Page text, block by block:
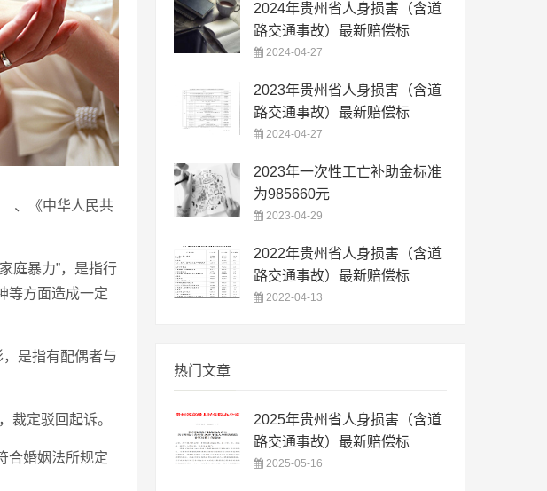
、《中华人民共
庭暴力”，是指行
等方面造成一定
是指有配偶者与
裁定驳回起诉。
合婚姻法所规定
2024年贵州省人身损害（含道
路交通事故）最新赔偿标
2024-04-27
2023年贵州省人身损害（含道
路交通事故）最新赔偿标
2024-04-27
2023年一次性工亡补助金标准
为985660元
2023-04-29
2022年贵州省人身损害（含道
路交通事故）最新赔偿标
2022-04-13
热门文章
2025年贵州省人身损害（含道
路交通事故）最新赔偿标
2025-05-16